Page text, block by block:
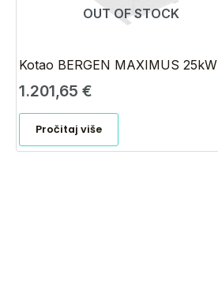
OUT OF STOCK
Kotao BERGEN MAXIMUS 25kW
1.201,65€
Pročitaj više